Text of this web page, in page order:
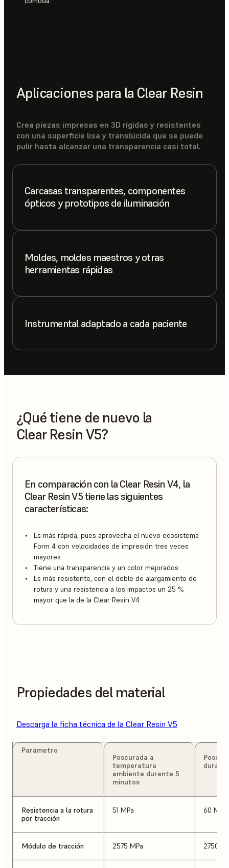
Aplicaciones para la Clear Resin
Crea piezas impresas en 3D rígidas y resistentes
con una superficie lisa y translúcida que se puede
pulir hasta alcanzar una transparencia casi total.
Carcasas transparentes, componentes
ópticos y prototipos de iluminación
Moldes, moldes maestros y otras
herramientas rápidas
Instrumental adaptado a cada paciente
¿Qué tiene de nuevo la
Clear Resin V5?
En comparación con la Clear Resin V4, la
Clear Resin V5 tiene las siguientes
características:
Es más rápida, pues aprovecha el nuevo ecosistema
Form 4 con velocidades de impresión tres veces
mayores
Tiene una transparencia y un color mejorados
Es más resistente, con el doble de alargamiento de
rotura y una resistencia a los impactos un 25 %
mayor que la de la Clear Resin V4
Propiedades del material
Descarga la ficha técnica de la Clear Resin V5
Parámetro
Poscurada a
temperatura
ambiente durante 5
minutos
Resistencia a la rotura
por tracción
51 MPa 60 MPa
Módulo de tracción 2575 MPa 2750